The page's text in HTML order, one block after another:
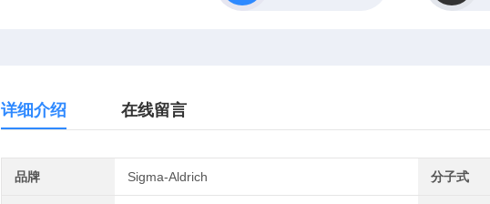
详细介绍 在线留言
品牌 Sigma-Aldrich 分子式